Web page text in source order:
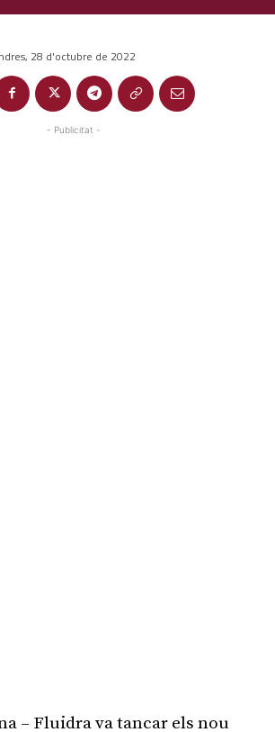
28 d'octubre de 2022
- Publicitat -
– Fluidra va tancar els nou